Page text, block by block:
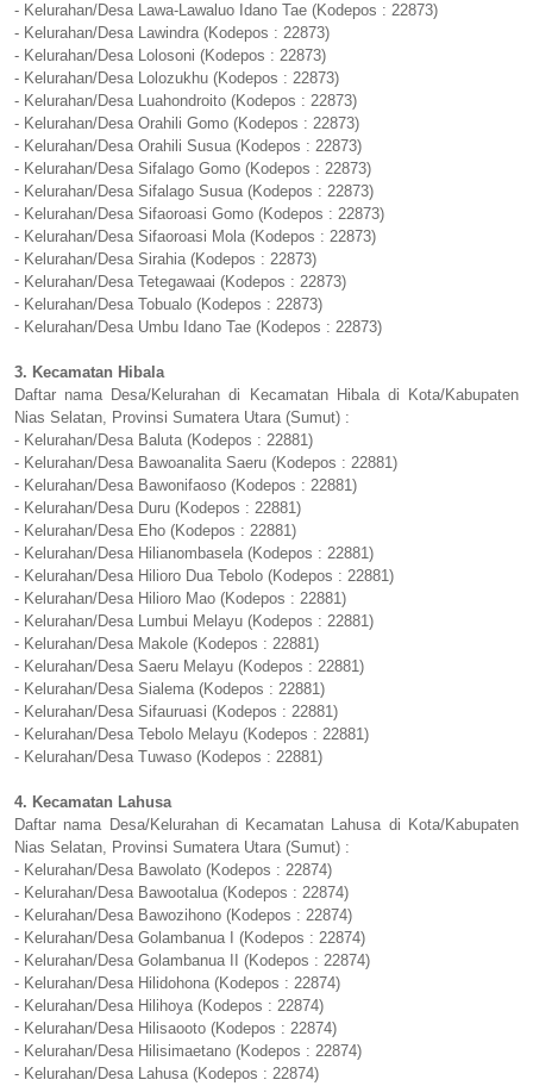
- Kelurahan/Desa Lawa-Lawaluo Idano Tae (Kodepos : 22873)
- Kelurahan/Desa Lawindra (Kodepos : 22873)
- Kelurahan/Desa Lolosoni (Kodepos : 22873)
- Kelurahan/Desa Lolozukhu (Kodepos : 22873)
- Kelurahan/Desa Luahondroito (Kodepos : 22873)
- Kelurahan/Desa Orahili Gomo (Kodepos : 22873)
- Kelurahan/Desa Orahili Susua (Kodepos : 22873)
- Kelurahan/Desa Sifalago Gomo (Kodepos : 22873)
- Kelurahan/Desa Sifalago Susua (Kodepos : 22873)
- Kelurahan/Desa Sifaoroasi Gomo (Kodepos : 22873)
- Kelurahan/Desa Sifaoroasi Mola (Kodepos : 22873)
- Kelurahan/Desa Sirahia (Kodepos : 22873)
- Kelurahan/Desa Tetegawaai (Kodepos : 22873)
- Kelurahan/Desa Tobualo (Kodepos : 22873)
- Kelurahan/Desa Umbu Idano Tae (Kodepos : 22873)
3. Kecamatan Hibala
Daftar nama Desa/Kelurahan di Kecamatan Hibala di Kota/Kabupaten
Nias Selatan, Provinsi Sumatera Utara (Sumut) :
- Kelurahan/Desa Baluta (Kodepos : 22881)
- Kelurahan/Desa Bawoanalita Saeru (Kodepos : 22881)
- Kelurahan/Desa Bawonifaoso (Kodepos : 22881)
- Kelurahan/Desa Duru (Kodepos : 22881)
- Kelurahan/Desa Eho (Kodepos : 22881)
- Kelurahan/Desa Hilianombasela (Kodepos : 22881)
- Kelurahan/Desa Hilioro Dua Tebolo (Kodepos : 22881)
- Kelurahan/Desa Hilioro Mao (Kodepos : 22881)
- Kelurahan/Desa Lumbui Melayu (Kodepos : 22881)
- Kelurahan/Desa Makole (Kodepos : 22881)
- Kelurahan/Desa Saeru Melayu (Kodepos : 22881)
- Kelurahan/Desa Sialema (Kodepos : 22881)
- Kelurahan/Desa Sifauruasi (Kodepos : 22881)
- Kelurahan/Desa Tebolo Melayu (Kodepos : 22881)
- Kelurahan/Desa Tuwaso (Kodepos : 22881)
4. Kecamatan Lahusa
Daftar nama Desa/Kelurahan di Kecamatan Lahusa di Kota/Kabupaten
Nias Selatan, Provinsi Sumatera Utara (Sumut) :
- Kelurahan/Desa Bawolato (Kodepos : 22874)
- Kelurahan/Desa Bawootalua (Kodepos : 22874)
- Kelurahan/Desa Bawozihono (Kodepos : 22874)
- Kelurahan/Desa Golambanua I (Kodepos : 22874)
- Kelurahan/Desa Golambanua II (Kodepos : 22874)
- Kelurahan/Desa Hilidohona (Kodepos : 22874)
- Kelurahan/Desa Hilihoya (Kodepos : 22874)
- Kelurahan/Desa Hilisaooto (Kodepos : 22874)
- Kelurahan/Desa Hilisimaetano (Kodepos : 22874)
- Kelurahan/Desa Lahusa (Kodepos : 22874)